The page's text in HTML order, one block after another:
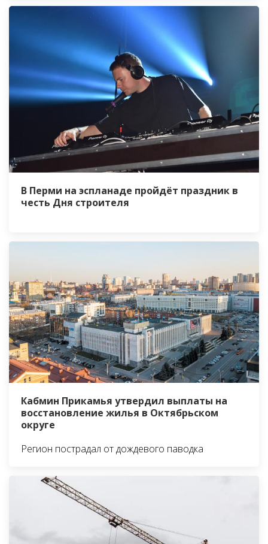
В Перми на эспланаде пройдёт праздник в
честь Дня строителя
Кабмин Прикамья утвердил выплаты на
восстановление жилья в Октябрьском
округе
Регион пострадал от дождевого паводка